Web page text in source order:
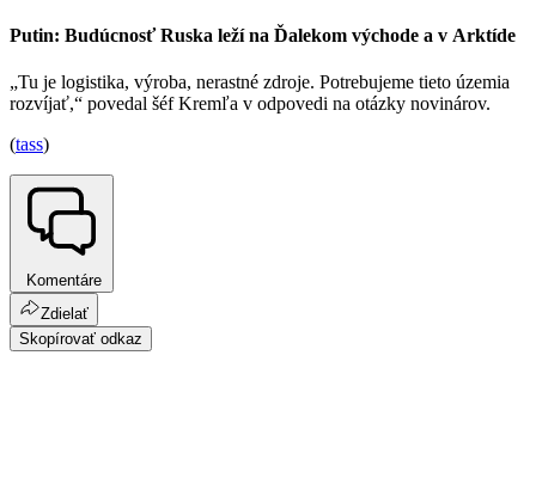
Putin: Budúcnosť Ruska leží na Ďalekom východe a v Arktíde
„Tu je logistika, výroba, nerastné zdroje. Potrebujeme tieto územia
rozvíjať,“ povedal šéf Kremľa v odpovedi na otázky novinárov.
(tass)
Komentáre
Zdielať
Skopírovať odkaz